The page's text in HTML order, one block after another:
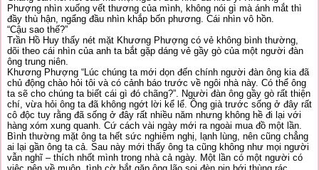
Phượng nhìn xuống vết thương của mình, không nói gì mà ánh mắt thì
đầy thù hận, ngẩng đầu nhìn khắp bốn phương. Cái nhìn vô hồn.
“Cậu sao thế?”
Trần Hồ Huy thấy nét mặt Khương Phượng có vẻ không bình thường,
dõi theo cái nhìn của anh ta bắt gặp dáng vẻ gầy gò của một người đàn
ông trung niên.
Khương Phượng “Lúc chúng ta mới dọn đến chính người đàn ông kia đã
chủ động chào hỏi tôi và có cảnh báo trước về ngôi nhà này. Có thể ông
ta sẽ cho chúng ta biết cái gì đó chãng?”. Người đàn ông gầy gò rất thiện
chí, vừa hỏi ông ta đã không ngớt lời kể lể. Ông già trước sống ở đây rất
cô độc tuy rằng đã sống ở đây rất nhiều năm nhưng không hề đi lại với
hàng xóm xung quanh. Cứ cách vài ngày mới ra ngoài mua đồ một lần.
Bình thường mặt ông ta hết sức nghiêm nghị, lạnh lùng, nên cũng chẳng
ai lại gần ông ta cả. Sau này mới thấy ông ta cũng không như mọi người
vẫn nghĩ – thích nhốt mình trong nhà cả ngày. Một lần có một người có